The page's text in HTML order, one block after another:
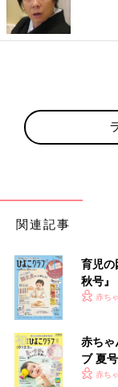
出典：Instagramアカウ
り、上から下に落
ダイソーの「
水鉄砲に⁉
関連記事
育児の
秋号
いっぱ
赤ち
赤ちゃ
ブ 夏
く！赤ち